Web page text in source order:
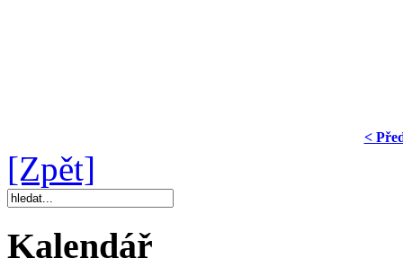
<
[Zpět]
Kalendář